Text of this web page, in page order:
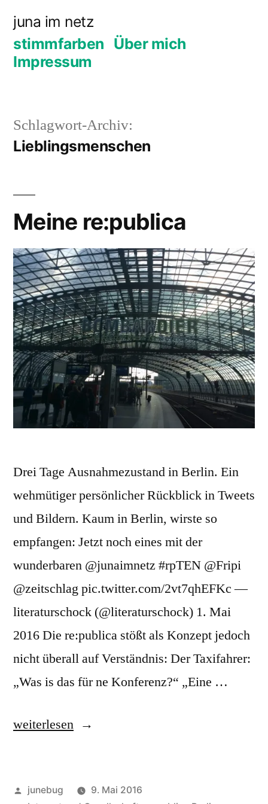
Inhalt
springen
juna im netz
stimmfarben Über mich
Impressum
Schlagwort-Archiv:
Lieblingsmenschen
Meine re:publica
Drei Tage Ausnahmezustand in Berlin. Ein
wehmütiger persönlicher Rückblick in Tweets
und Bildern. Kaum in Berlin, wirste so
empfangen: Jetzt noch eines mit der
wunderbaren @junaimnetz #rpTEN @Fripi
@zeitschlag pic.twitter.com/2vt7qhEFKc —
literaturschock (@literaturschock) 1. Mai
2016 Die re:publica stößt als Konzept jedoch
nicht überall auf Verständnis: Der Taxifahrer:
„Was is das für ne Konferenz?“ „Eine …
„Meine
weiterlesen
Veröffentlicht
junebug
9. Mai 2016